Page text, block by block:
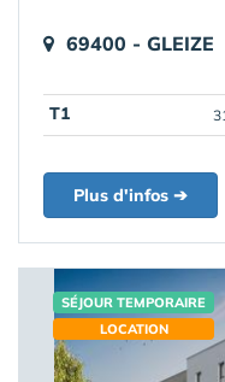
69400 - GLEIZE
T1
Plus d'infos ➔
SÉJOUR TEMPORAIRE
LOCATION